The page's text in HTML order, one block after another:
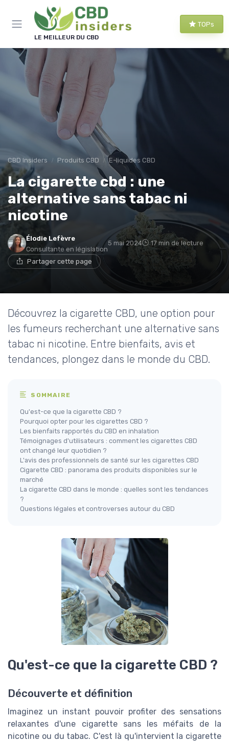
LE MEILLEUR DU CBD
TOPs
CBD Insiders Produits CBD E-liquides CBD
La cigarette cbd : une
alternative sans tabac ni
nicotine
Élodie Lefèvre
Consultante en législation
5 mai 2024 17 min de lecture
Partager cette page
Découvrez la cigarette CBD, une option pour
les fumeurs recherchant une alternative sans
tabac ni nicotine. Entre bienfaits, avis et
tendances, plongez dans le monde du CBD.
SOMMAIRE
Qu'est-ce que la cigarette CBD ?
Pourquoi opter pour les cigarettes CBD ?
Les bienfaits rapportés du CBD en inhalation
Témoignages d'utilisateurs : comment les cigarettes CBD
ont changé leur quotidien ?
L'avis des professionnels de santé sur les cigarettes CBD
Cigarette CBD : panorama des produits disponibles sur le
marché
La cigarette CBD dans le monde : quelles sont les tendances
?
Questions légales et controverses autour du CBD
Qu'est-ce que la cigarette CBD ?
Découverte et définition
Imaginez un instant pouvoir profiter des sensations
relaxantes d'une cigarette sans les méfaits de la
nicotine ou du tabac. C'est là qu'intervient la cigarette
Panneau de gestion des cookies